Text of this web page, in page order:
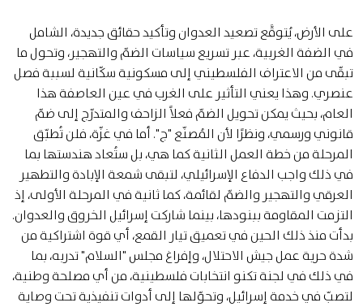
على الأرض، يُتوقَّع تصعيد العدوان وتأكيد حقائق جديدة، الشامل
في الضفة الغربية، عبر تسريع سياسات الضمّ والتهجير، وتحول ما
تبقّى من الاعتراف الفلسطيني إلى مسكونية سكّانية لسببة فصل
عنصري. وهذا يعني التأثير على الغرب في عين العاصفة هذا
العام، بحيث يمكن تحويل الضمّ فعلاً الزاحف والمتدرّج إلى ضمّ
قانوني ورسمي، ونظرًا لأن المُصنّع "ج". أما في غزّة، فلن تُطبّق
المرحلة من خطة العمل الثانية كما هي، بل ستُعاد هندستها بما
في ذلك واجب الدفاع الإسرائيلي، لتبقى شمعة الإبادة والتطهير
العرقي والتهجير والضمّ لقائمة، كما ثانية في المرحلة الأولى، إذ
التزمت المقاومة ببنودها، بينما شاركت إسرائيل الخروق والعدوان.
بدأت منذ ذلك الحين في تعميق تيار القمع، أي قوة اشتراكية من
شدة حرية عمل جيش الاحتلال، وإفراغ مجلس "السلام" تدربه، بما
في ذلك في لجنة تكنو انتخابات فلسطينية، من أي مصلحة وطنية،
لتصبّ في خدمة إسرائيل، وتحوّلها إلى أدوات تنفيذية تحت وصاية